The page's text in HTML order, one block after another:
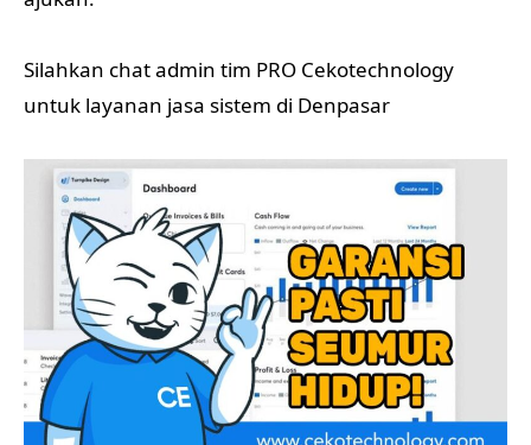
Silahkan chat admin tim PRO Cekotechnology
untuk layanan jasa sistem di Denpasar